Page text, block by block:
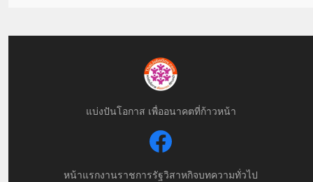
แบ่งปันโอกาส เพื่ออนาคตที่ก้าวหน้า
หน้าแรกงานราชการรัฐวิสาหกิจบทความทั่วไป